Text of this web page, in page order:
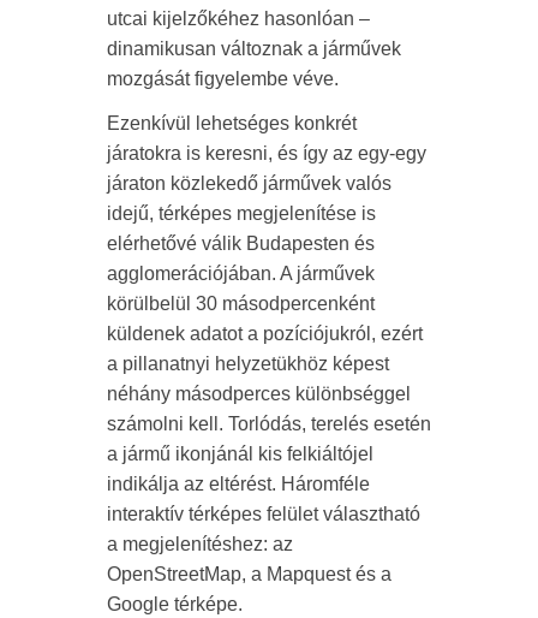
utcai kijelzőkéhez hasonlóan –
dinamikusan változnak a járművek
mozgását figyelembe véve.
Ezenkívül lehetséges konkrét
járatokra is keresni, és így az egy-egy
járaton közlekedő járművek valós
idejű, térképes megjelenítése is
elérhetővé válik Budapesten és
agglomerációjában. A járművek
körülbelül 30 másodpercenként
küldenek adatot a pozíciójukról, ezért
a pillanatnyi helyzetükhöz képest
néhány másodperces különbséggel
számolni kell. Torlódás, terelés esetén
a jármű ikonjánál kis felkiáltójel
indikálja az eltérést. Háromféle
interaktív térképes felület választható
a megjelenítéshez: az
OpenStreetMap, a Mapquest és a
Google térképe.